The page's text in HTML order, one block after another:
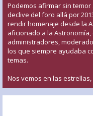
Podemos afirmar sin
declive del foro allá por
rendir homenaje desde la
aficionado a la
administradores,
los que siempre ayudaba
temas.
Nos vemos en las estrellas,